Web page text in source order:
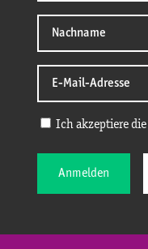
Ich akzeptiere die
Anmelden